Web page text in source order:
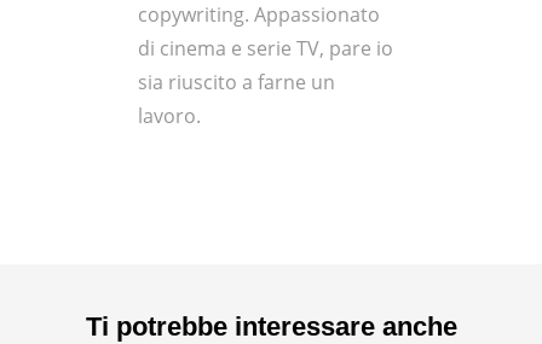
copywriting. Appassionato
di cinema e serie TV, pare io
sia riuscito a farne un
lavoro.
Ti potrebbe interessare anche